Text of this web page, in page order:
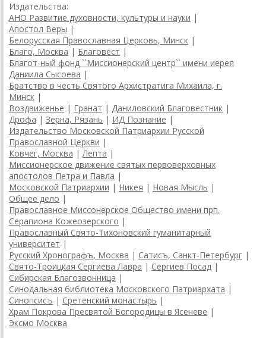
Издательства:
АНО Развитие духовности, культуры и науки |
Апостол Веры |
Белорусская Православная Церковь, Минск |
Благо, Москва | Благовест |
Благот-ный фонд ``Миссионерский центр`` имени иерея
Даниила Сысоева |
Братство в честь Святого Архистратига Михаила, г.
Минск |
Воздвиженье | Гранат | Даниловский Благовестник |
Дрофа | Зерна, Рязань | ИД Познание |
Издательство Московской Патриархии Русской
Православной Церкви |
Ковчег, Москва |Лепта |
Миссионерское движение святых первоверховных
апостолов Петра и Павла |
Московской Патриархии | Никея | Новая Мысль |
Общее дело |
Православное Миссонерское Общество имени прп.
Серапиона Кожеозерского |
Православный Свято-Тихоновский гуманитарный
университет |
Русский Хронографъ, Москва | Сатисъ, Санкт-Петербург |
Свято-Троицкая Сергиева Лавра | Сергиев Посад |
Сибирская Благозвонница |
Синодальная библиотека Московского Патриархата |
Синопсисъ | Сретенский монастырь |
Храм Покрова Пресвятой Богородицы в Ясеневе |
Эксмо Москва